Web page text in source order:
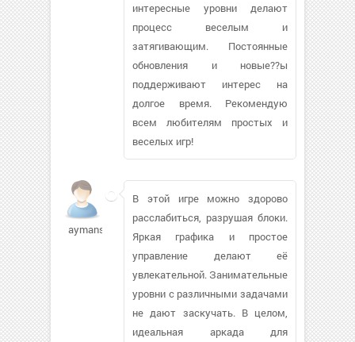
интересные уровни делают
процесс веселым и
затягивающим. Постоянные
обновления и новые??ы
поддерживают интерес на
долгое время. Рекомендую
всем любителям простых и
веселых игр!
aymans605
В этой игре можно здорово
расслабиться, разрушая блоки.
Яркая графика и простое
управление делают её
увлекательной. Занимательные
уровни с различными задачами
не дают заскучать. В целом,
идеальная аркада для